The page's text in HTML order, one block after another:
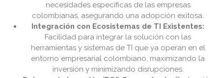
necesidades específicas de las empresas
colombianas, asegurando una adopción exitosa.
Integración con Ecosistemas de TI Existentes:
Facilidad para integrar la solución con las
herramientas y sistemas de TI que ya operan en el
entorno empresarial colombiano, maximizando la
inversión y minimizando disrupciones.